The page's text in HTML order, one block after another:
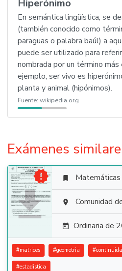
Hiperónimo
En semántica lingüística, se
(también conocido como
paraguas o palabra baúl) a
puede ser utilizado para
nombrada por un término
ejemplo, ser vivo es
planta y animal (hipónimos).
Fuente: wikipedia.org
Exámenes

  Matemáticas
 Comunidad
 Ordinaria de
#matrices #geometria #
#estadistica